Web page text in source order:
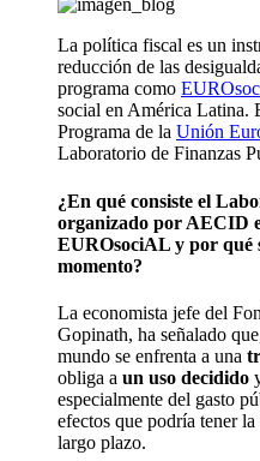
La política fiscal es un
reducción de las
programa como
social en América Latina.
Programa de la Unión
Laboratorio de Finanzas
¿En qué consiste el
organizado por AECID
EUROsociAL y por qué
momento?
La economista jefe del
Gopinath, ha señalado
mundo se enfrenta a una
obliga a un uso decidido
especialmente del gasto
efectos que podría tener
largo plazo.